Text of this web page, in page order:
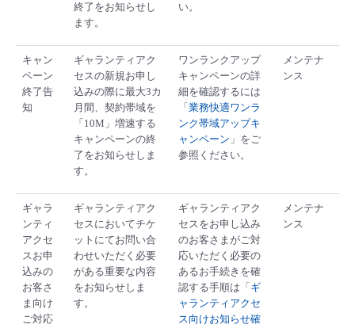
終了をお知らせし
ます。
い。
キャン
ペーン
終了告
知
ギャランティアク
セスの新規お申し
込みの際に最大3カ
月間、契約帯域を
「10M」増速する
キャンペーンの終
了をお知らせしま
す。
ワンランクアップ
キャンペーンの詳
細を確認するには
「 業務快適ワンラ
ンク帯域アップキ
ャンペーン 」をご
参照ください。
メンテナ
ンス
ギャラ
ンティ
アクセ
スお申
込みの
お客さ
ま向け
ご対応
ギャランティアク
セスにおいてチケ
ットにてお問い合
わせいただく必要
がある重要な内容
をお知らせしま
す。
ギャランティアク
セスをお申し込み
のお客さまがご対
応いただく必要の
あるお手続きを確
認する手順は「 ギ
ャランティアクセ
ス向けお知らせ確
メンテナ
ンス